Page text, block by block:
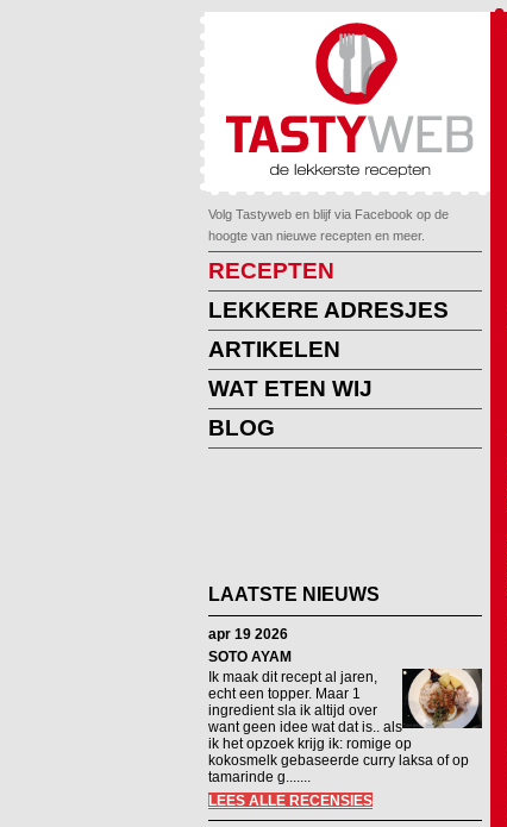
Volg Tastyweb en blijf via Facebook op de
hoogte van nieuwe recepten en meer.
RECEPTEN
LEKKERE ADRESJES
ARTIKELEN
WAT ETEN WIJ
BLOG
LAATSTE NIEUWS
apr 19 2026
SOTO AYAM
Ik maak dit recept al jaren,
echt een topper. Maar 1
ingredient sla ik altijd over
want geen idee wat dat is.. als
ik het opzoek krijg ik: romige op
kokosmelk gebaseerde curry laksa of op
tamarinde g.......
LEES ALLE RECENSIES